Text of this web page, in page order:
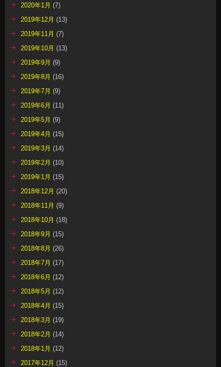
2020年1月 (7)
2019年12月 (13)
2019年11月 (7)
2019年10月 (13)
2019年9月 (9)
2019年8月 (16)
2019年7月 (9)
2019年6月 (11)
2019年5月 (9)
2019年4月 (15)
2019年3月 (14)
2019年2月 (10)
2019年1月 (15)
2018年12月 (20)
2018年11月 (9)
2018年10月 (18)
2018年9月 (15)
2018年8月 (26)
2018年7月 (17)
2018年6月 (12)
2018年5月 (12)
2018年4月 (15)
2018年3月 (19)
2018年2月 (14)
2018年1月 (12)
2017年12月 (15)